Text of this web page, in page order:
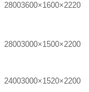
28003600×1600×2220
28003000×1500×2200
24003000×1520×2200